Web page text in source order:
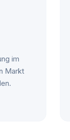
im
Markt